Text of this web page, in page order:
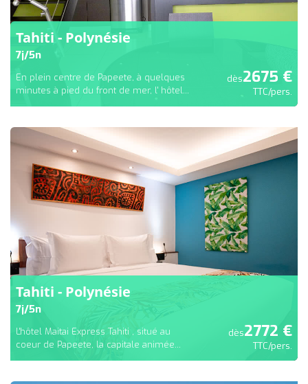
Tahiti - Polynésie
7j/5n
En plein centre de Papeete, à quelques
minutes à pied du front de mer, l' hôtel...
dès2675 €
TTC/pers.
Tahiti - Polynésie
7j/5n
L'hôtel Maitai Express Tahiti , situé au
coeur de Papeete, la capitale animée...
dès2772 €
TTC/pers.